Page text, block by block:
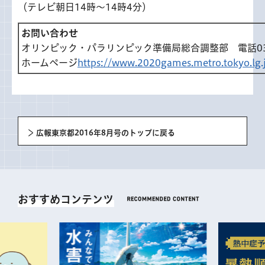
（テレビ朝日14時～14時4分）
お問い合わせ
オリンピック・パラリンピック準備局総合調整部 電話
ホームページ https://
広報東京都2016年8月号のトップに戻る
おすすめコンテンツ